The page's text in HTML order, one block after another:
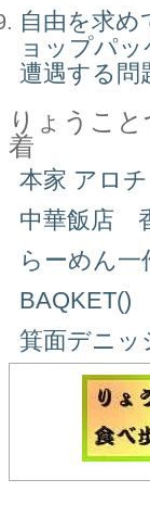
自由を求
ョップパ
遭遇する問
りょうこ
着
本家 アロ
中華飯店
らーめん一
BAQKET()
箕面デニッ